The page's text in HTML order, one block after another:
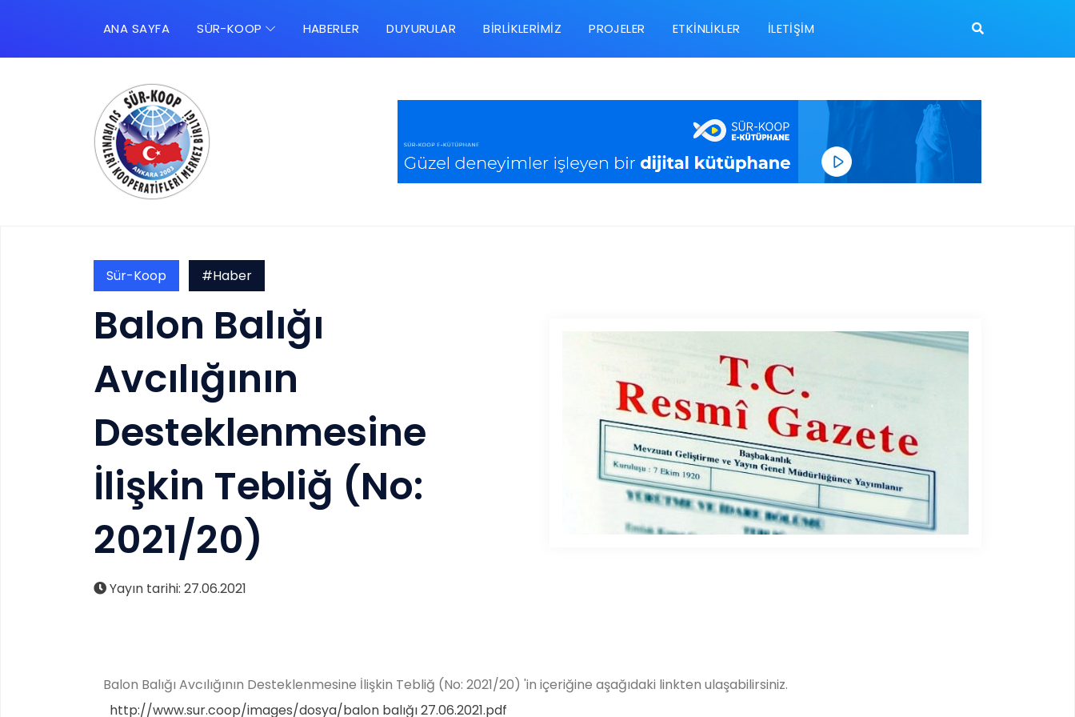
ANA SAYFA SÜR-KOOP HABERLER DUYURULAR BIRLIKLERIMIZ PROJELER ETKINLIKLER İLETIŞIM
Sür-Koop #Haber
Balon Balığı
Avcılığının
Desteklenmesine
İlişkin Tebliğ (No:
2021/20)
Yayın tarihi: 27.06.2021
Balon Balığı Avcılığının Desteklenmesine İlişkin Tebliğ (No: 2021/20) 'in içeriğine aşağıdaki linkten ulaşabilirsiniz.
http://www.sur.coop/images/dosya/balon balığı 27.06.2021.pdf